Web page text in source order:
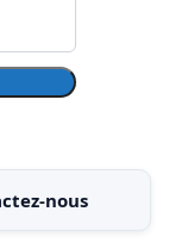
nous